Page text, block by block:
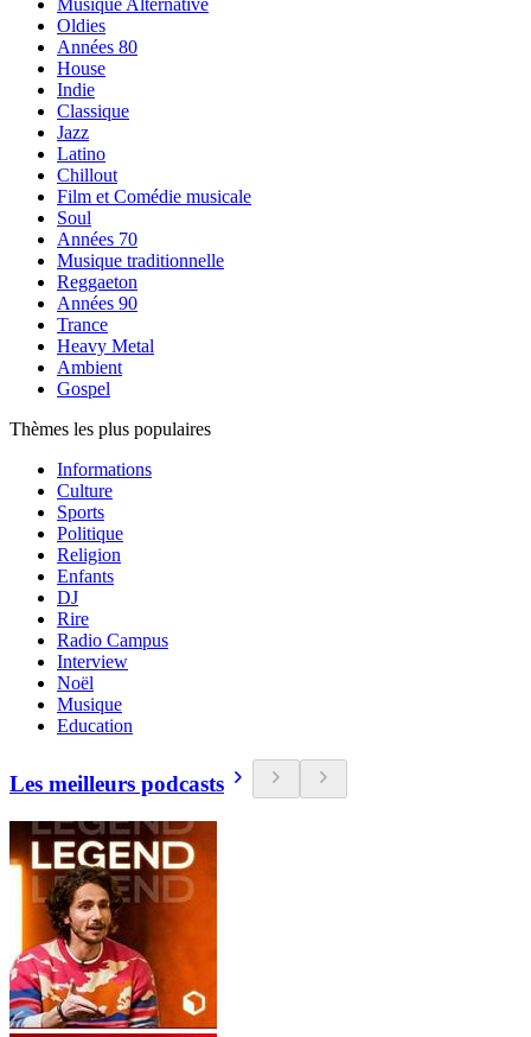
Musique Alternative
Oldies
Années 80
House
Indie
Classique
Jazz
Latino
Chillout
Film et Comédie musicale
Soul
Années 70
Musique traditionnelle
Reggaeton
Années 90
Trance
Heavy Metal
Ambient
Gospel
Thèmes les plus populaires
Informations
Culture
Sports
Politique
Religion
Enfants
DJ
Rire
Radio Campus
Interview
Noël
Musique
Education
Les meilleurs podcasts